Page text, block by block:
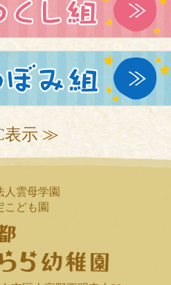
表示 ≫
人雲母学園
こども園